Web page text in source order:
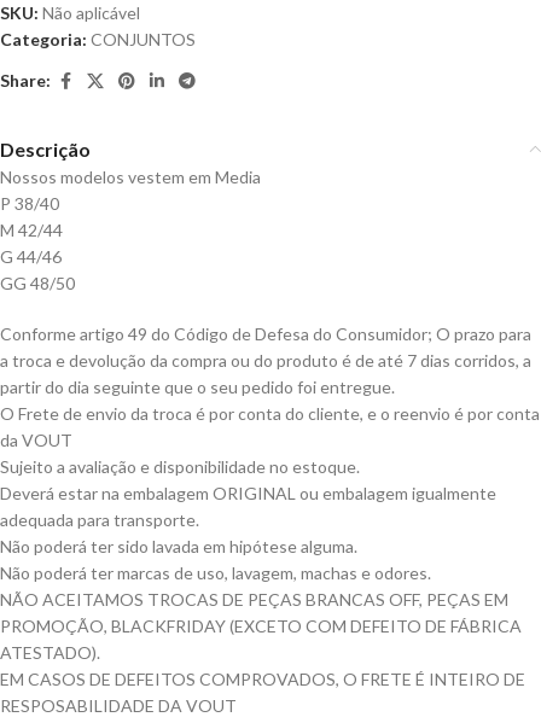
SKU: Não aplicável
Categoria: CONJUNTOS
Share:
Descrição
Nossos modelos vestem em Media
P 38/40
M 42/44
G 44/46
GG 48/50
Conforme artigo 49 do Código de Defesa do Consumidor; O prazo para
a troca e devolução da compra ou do produto é de até 7 dias corridos, a
partir do dia seguinte que o seu pedido foi entregue.
O Frete de envio da troca é por conta do cliente, e o reenvio é por conta
da VOUT
Sujeito a avaliação e disponibilidade no estoque.
Deverá estar na embalagem ORIGINAL ou embalagem igualmente
adequada para transporte.
Não poderá ter sido lavada em hipótese alguma.
Não poderá ter marcas de uso, lavagem, machas e odores.
NÃO ACEITAMOS TROCAS DE PEÇAS BRANCAS OFF, PEÇAS EM
PROMOÇÃO, BLACKFRIDAY (EXCETO COM DEFEITO DE FÁBRICA
ATESTADO).
EM CASOS DE DEFEITOS COMPROVADOS, O FRETE É INTEIRO DE
RESPOSABILIDADE DA VOUT